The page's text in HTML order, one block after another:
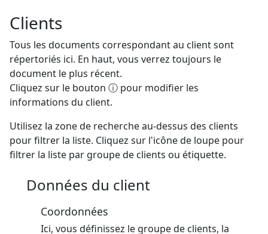
Clients
Tous les documents correspondant au client sont
répertoriés ici. En haut, vous verrez toujours le
document le plus récent.
Cliquez sur le bouton ⓘ pour modifier les
informations du client.
Utilisez la zone de recherche au-dessus des clients
pour filtrer la liste. Cliquez sur l'icône de loupe pour
filtrer la liste par groupe de clients ou étiquette.
Données du client
Coordonnées
Ici, vous définissez le groupe de clients, la